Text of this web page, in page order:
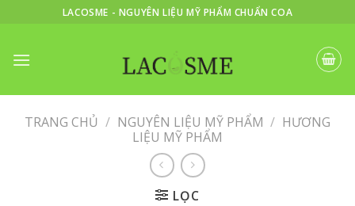
LACOSME - NGUYÊN LIỆU MỸ PHẨM CHUẨN COA
TRANG CHỦ / NGUYÊN LIỆU MỸ PHẨM / HƯƠNG
LIỆU MỸ PHẨM
LỌC